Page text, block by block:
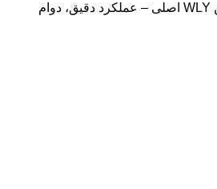
دنده ۶ رو الوند ۶ و ۸ تن WLY اصلی – عملکرد دقیق، دوام